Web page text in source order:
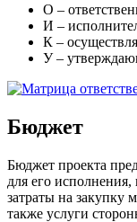
О –
И –
К –
У –
Бюджет
Бюджет проекта
для его
затраты на закупку
также услуги